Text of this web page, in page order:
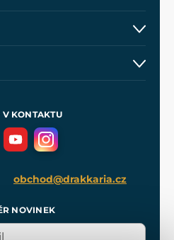
V KONTAKTU
obchod@drakkaria.cz
NOVINEK